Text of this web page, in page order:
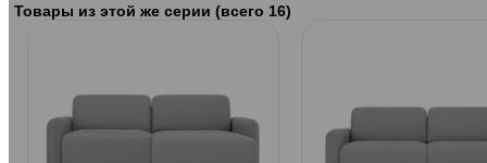
Товары из этой же серии (всего 16)